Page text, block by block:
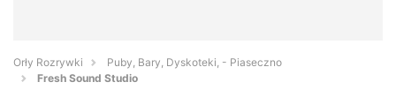
Orły Rozrywki
Puby, Bary, Dyskoteki, - Piaseczno
Fresh Sound Studio